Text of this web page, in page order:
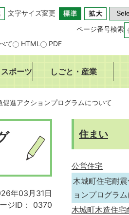
文字サイズ変更
て
HTML PDF
ページ番号検索
ポーツ しごと・産業
促進アクションプログラムについて
年03月31日
ジID：
0370
住まい
公営住宅
木城町住宅耐
ョンプログラ
木城町木造住宅